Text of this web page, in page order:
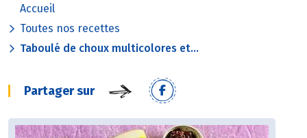
Accueil
Toutes nos recettes
Taboulé de choux multicolores et...
Partager sur